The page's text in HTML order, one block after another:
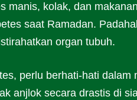
manis, kolak, dan
saat Ramadan.
organ tubuh.
perlu berhati-hati
anjlok secara drastis di